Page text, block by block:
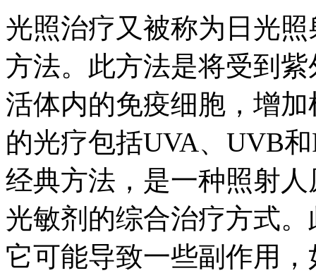
光照治疗又被称为日光
方法。此方法是将受到
活体内的免疫细胞，增
的光疗包括UVA、UVB
经典方法，是一种照射
光敏剂的综合治疗方式
它可能导致一些副作用